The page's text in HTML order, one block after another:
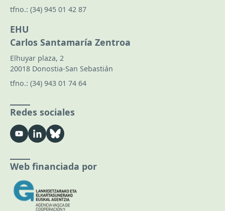
tfno.: (34) 945 01 42 87
EHU
Carlos Santamaría Zentroa
Elhuyar plaza, 2
20018 Donostia-San Sebastián
tfno.: (34) 943 01 74 64
Redes sociales
Web financiada por